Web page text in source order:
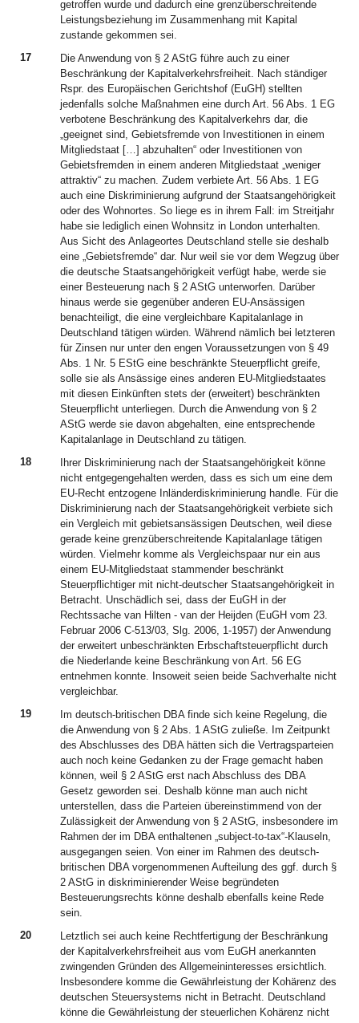
getroffen wurde und dadurch eine grenzüberschreitende
Leistungsbeziehung im Zusammenhang mit Kapital
zustande gekommen sei.
17
Die Anwendung von § 2 AStG führe auch zu einer
Beschränkung der Kapitalverkehrsfreiheit. Nach ständiger
Rspr. des Europäischen Gerichtshof (EuGH) stellten
jedenfalls solche Maßnahmen eine durch Art. 56 Abs. 1 EG
verbotene Beschränkung des Kapitalverkehrs dar, die
„geeignet sind, Gebietsfremde von Investitionen in einem
Mitgliedstaat […] abzuhalten“ oder Investitionen von
Gebietsfremden in einem anderen Mitgliedstaat „weniger
attraktiv“ zu machen. Zudem verbiete Art. 56 Abs. 1 EG
auch eine Diskriminierung aufgrund der Staatsangehörigkeit
oder des Wohnortes. So liege es in ihrem Fall: im Streitjahr
habe sie lediglich einen Wohnsitz in London unterhalten.
Aus Sicht des Anlageortes Deutschland stelle sie deshalb
eine „Gebietsfremde“ dar. Nur weil sie vor dem Wegzug über
die deutsche Staatsangehörigkeit verfügt habe, werde sie
einer Besteuerung nach § 2 AStG unterworfen. Darüber
hinaus werde sie gegenüber anderen EU-Ansässigen
benachteiligt, die eine vergleichbare Kapitalanlage in
Deutschland tätigen würden. Während nämlich bei letzteren
für Zinsen nur unter den engen Voraussetzungen von § 49
Abs. 1 Nr. 5 EStG eine beschränkte Steuerpflicht greife,
solle sie als Ansässige eines anderen EU-Mitgliedstaates
mit diesen Einkünften stets der (erweitert) beschränkten
Steuerpflicht unterliegen. Durch die Anwendung von § 2
AStG werde sie davon abgehalten, eine entsprechende
Kapitalanlage in Deutschland zu tätigen.
18
Ihrer Diskriminierung nach der Staatsangehörigkeit könne
nicht entgegengehalten werden, dass es sich um eine dem
EU-Recht entzogene Inländerdiskriminierung handle. Für die
Diskriminierung nach der Staatsangehörigkeit verbiete sich
ein Vergleich mit gebietsansässigen Deutschen, weil diese
gerade keine grenzüberschreitende Kapitalanlage tätigen
würden. Vielmehr komme als Vergleichspaar nur ein aus
einem EU-Mitgliedstaat stammender beschränkt
Steuerpflichtiger mit nicht-deutscher Staatsangehörigkeit in
Betracht. Unschädlich sei, dass der EuGH in der
Rechtssache van Hilten - van der Heijden (EuGH vom 23.
Februar 2006 C-513/03, Slg. 2006, 1-1957) der Anwendung
der erweitert unbeschränkten Erbschaftsteuerpflicht durch
die Niederlande keine Beschränkung von Art. 56 EG
entnehmen konnte. Insoweit seien beide Sachverhalte nicht
vergleichbar.
19
Im deutsch-britischen DBA finde sich keine Regelung, die
die Anwendung von § 2 Abs. 1 AStG zuließe. Im Zeitpunkt
des Abschlusses des DBA hätten sich die Vertragsparteien
auch noch keine Gedanken zu der Frage gemacht haben
können, weil § 2 AStG erst nach Abschluss des DBA
Gesetz geworden sei. Deshalb könne man auch nicht
unterstellen, dass die Parteien übereinstimmend von der
Zulässigkeit der Anwendung von § 2 AStG, insbesondere im
Rahmen der im DBA enthaltenen „subject-to-tax“-Klauseln,
ausgegangen seien. Von einer im Rahmen des deutsch-
britischen DBA vorgenommenen Aufteilung des ggf. durch §
2 AStG in diskriminierender Weise begründeten
Besteuerungsrechts könne deshalb ebenfalls keine Rede
sein.
20
Letztlich sei auch keine Rechtfertigung der Beschränkung
der Kapitalverkehrsfreiheit aus vom EuGH anerkannten
zwingenden Gründen des Allgemeininteresses ersichtlich.
Insbesondere komme die Gewährleistung der Kohärenz des
deutschen Steuersystems nicht in Betracht. Deutschland
könne die Gewährleistung der steuerlichen Kohärenz nicht